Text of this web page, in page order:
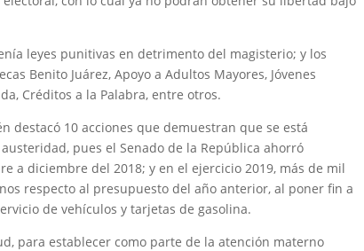
leyes punitivas en detrimento del magisterio; y los
Benito Juárez, Apoyo a Adultos Mayores, Jóvenes
Créditos a la Palabra, entre otros.
destacó 10 acciones que demuestran que se está
pues el Senado de la República ahorró
a diciembre del 2018; y en el ejercicio 2019, más de mil
respecto al presupuesto del año anterior, al poner fin a
de vehículos y tarjetas de gasolina.
para establecer como parte de la atención materno